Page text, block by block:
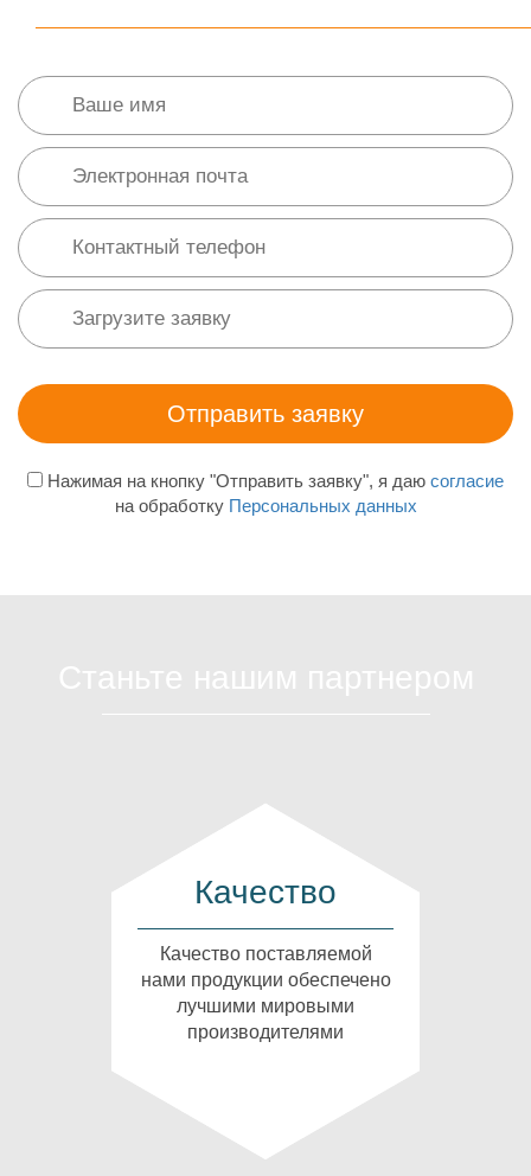
Нажимая на кнопку "Отправить заявку", я даю согласие
на обработку Персональных данных
Качество
Качество поставляемой
нами продукции обеспечено
лучшими мировыми
производителями